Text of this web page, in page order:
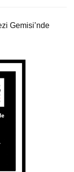
Gemisi’nde